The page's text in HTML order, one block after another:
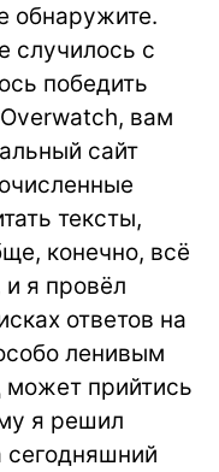
обнаружите.
случилось с
победить
Overwatch, вам
сайт
тексты,
конечно, всё
и я провёл
ответов на
ленивым
может прийтись
я решил